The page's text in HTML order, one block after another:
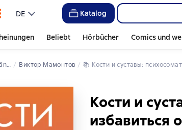
DE Katalog
Beliebt Hörbücher Comics und
Виктор Мамонтов 📚 Кости и суставы:
Кости и
избавиться